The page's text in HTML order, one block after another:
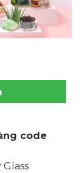
code